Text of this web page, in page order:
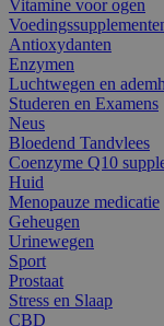
Vitamine voor ogen
Antioxydanten
Enzymen
Luchtwegen en
Studeren en Examens
Neus
Bloedend Tandvlees
Coenzyme Q10
Huid
Menopauze medicatie
Geheugen
Urinewegen
Sport
Prostaat
Stress en Slaap
CBD